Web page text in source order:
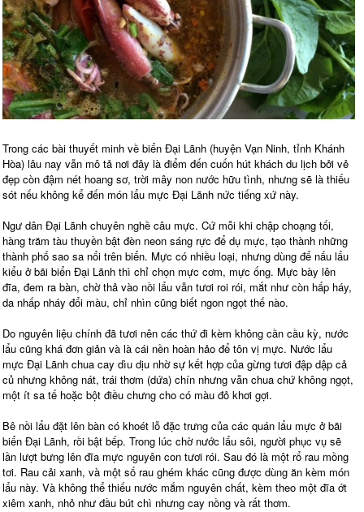
Trong các bài thuyết minh về biển Đại Lãnh (huyện Vạn Ninh, tỉnh Khánh
Hòa) lâu nay vẫn mô tả nơi đây là điểm đến cuốn hút khách du lịch bởi vẻ
đẹp còn đậm nét hoang sơ, trời mây non nước hữu tình, nhưng sẽ là thiếu
sót nếu không kể đến món lẩu mực Đại Lãnh nức tiếng xứ này.
Ngư dân Đại Lãnh chuyên nghề câu mực. Cứ mỗi khi chập choạng tối,
hàng trăm tàu thuyền bật đèn neon sáng rực để dụ mực, tạo thành những
thành phố sao sa nổi trên biển. Mực có nhiều loại, nhưng dùng để nấu lẩu
kiểu ở bãi biển Đại Lãnh thì chỉ chọn mực cơm, mực ống. Mực bày lên
đĩa, đem ra bàn, chờ thả vào nồi lẩu vẫn tươi roi rói, mắt như còn hấp háy,
da nhấp nháy đổi màu, chỉ nhìn cũng biết ngon ngọt thế nào.
Do nguyên liệu chính đã tươi nên các thứ đi kèm không cần cầu kỳ, nước
lẩu cũng khá đơn giản và là cái nền hoàn hảo để tôn vị mực. Nước lẩu
mực Đại Lãnh chua cay dìu dịu nhờ sự kết hợp của gừng tươi đập dập cả
củ nhưng không nát, trái thơm (dứa) chín nhưng vẫn chua chứ không ngọt,
một ít sa tế hoặc bột điều chưng cho có màu đỏ khơi gợi.
Bê nồi lẩu đặt lên bàn có khoét lỗ đặc trưng của các quán lẩu mực ở bãi
biển Đại Lãnh, rồi bật bếp. Trong lúc chờ nước lẩu sôi, người phục vụ sẽ
lần lượt bưng lên đĩa mực nguyên con tươi rói. Sau đó là một rổ rau mồng
tơi. Rau cải xanh, và một số rau ghém khác cũng được dùng ăn kèm món
lẩu này. Và không thể thiếu nước mắm nguyên chất, kèm theo một đĩa ớt
xiêm xanh, nhỏ như đầu bút chì nhưng cay nồng và rất thơm.